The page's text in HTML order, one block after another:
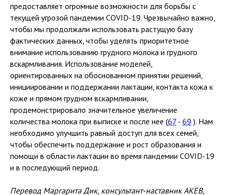
предоставляет огромные возможности для борьбы с
текущей угрозой пандемии COVID-19. Чрезвычайно важно,
чтобы мы продолжали использовать растущую базу
фактических данных, чтобы уделять приоритетное
внимание использованию грудного молока и грудного
вскармливания. Использование моделей,
ориентированных на обоснованном принятии решений,
инициировании и поддержании лактации, контакта кожа к
коже и прямом грудном вскармливании,
продемонстрировало значительное увеличение
количества молока при выписке и после нее (67 - 69 ). Нам
необходимо улучшить равный доступ для всех семей,
чтобы обеспечить поддержание и рост образования и
помощи в области лактации во время пандемии COVID-19
и в последующий период.
Перевод Маргарита Дик, консультант-наставник АКЕВ,